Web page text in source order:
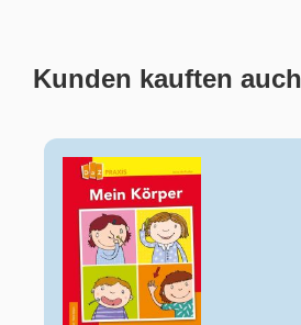
Kunden kauften
Mein Körper